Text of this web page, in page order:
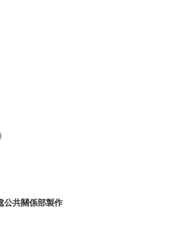
公共關係部製作